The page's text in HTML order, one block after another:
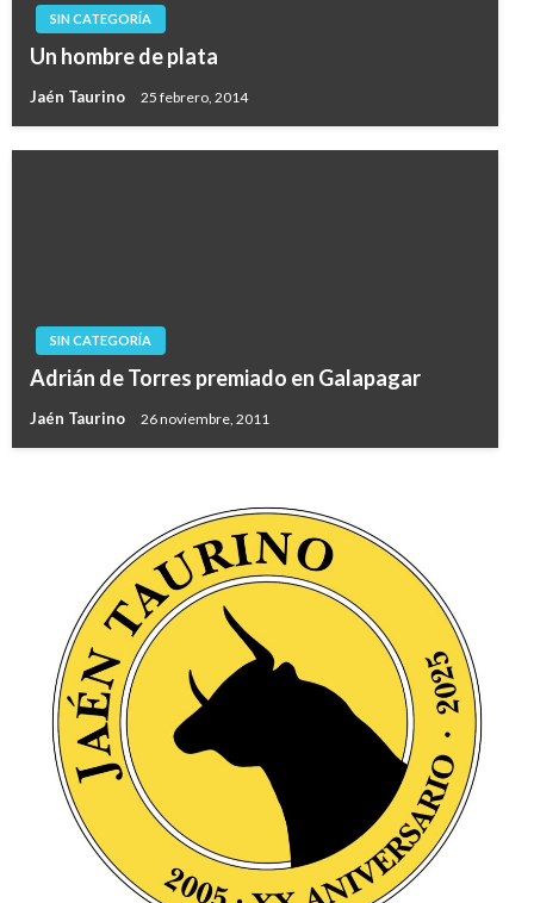
SIN CATEGORÍA
Un hombre de plata
Jaén Taurino 25 febrero, 2014
SIN CATEGORÍA
Adrián de Torres premiado en Galapagar
Jaén Taurino 26 noviembre, 2011